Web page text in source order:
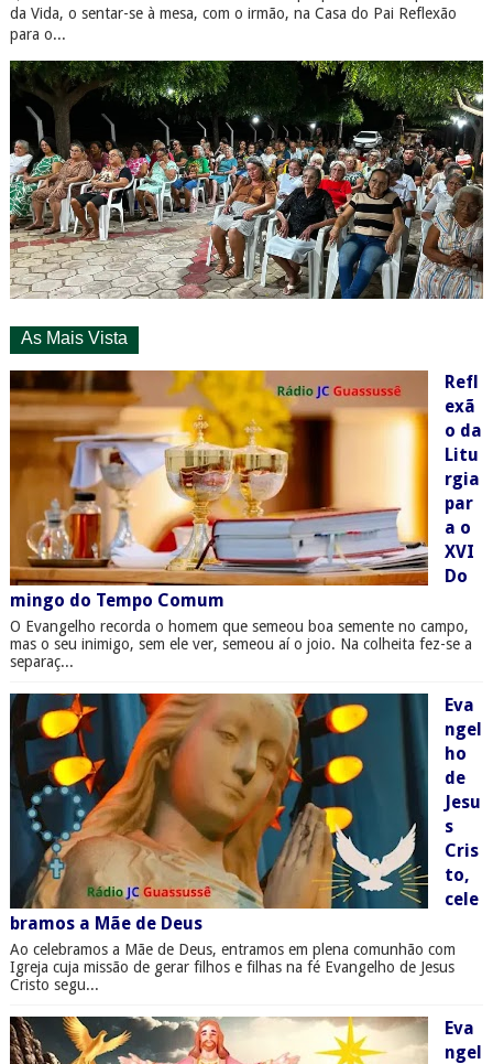
da Vida, o sentar-se à mesa, com o irmão, na Casa do Pai Reflexão
para o...
As Mais Vista
Refl
exã
o da
Litu
rgia
par
a o
XVI
Do
mingo do Tempo Comum
O Evangelho recorda o homem que semeou boa semente no campo,
mas o seu inimigo, sem ele ver, semeou aí o joio. Na colheita fez-se a
separaç...
Eva
ngel
ho
de
Jesu
s
Cris
to,
cele
bramos a Mãe de Deus
Ao celebramos a Mãe de Deus, entramos em plena comunhão com
Igreja cuja missão de gerar filhos e filhas na fé Evangelho de Jesus
Cristo segu...
Eva
ngel